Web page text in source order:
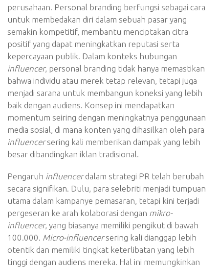
perusahaan. Personal branding berfungsi sebagai cara
untuk membedakan diri dalam sebuah pasar yang
semakin kompetitif, membantu menciptakan citra
positif yang dapat meningkatkan reputasi serta
kepercayaan publik. Dalam konteks hubungan
influencer, personal branding tidak hanya memastikan
bahwa individu atau merek tetap relevan, tetapi juga
menjadi sarana untuk membangun koneksi yang lebih
baik dengan audiens. Konsep ini mendapatkan
momentum seiring dengan meningkatnya penggunaan
media sosial, di mana konten yang dihasilkan oleh para
influencersering kali memberikan dampak yang lebih
besar dibandingkan iklan tradisional.
Pengaruh influencerdalam strategi PR telah berubah
secara signifikan. Dulu, para selebriti menjadi tumpuan
utama dalam kampanye pemasaran, tetapi kini terjadi
pergeseran ke arah kolaborasi dengan mikro-
influencer, yang biasanya memiliki pengikut di bawah
100.000. Micro-influencersering kali dianggap lebih
otentik dan memiliki tingkat keterlibatan yang lebih
tinggi dengan audiens mereka. Hal ini memungkinkan